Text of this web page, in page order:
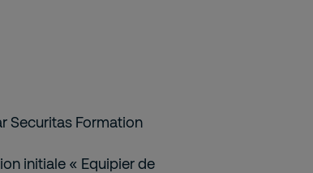
Securitas Formation
initiale « Equipier de